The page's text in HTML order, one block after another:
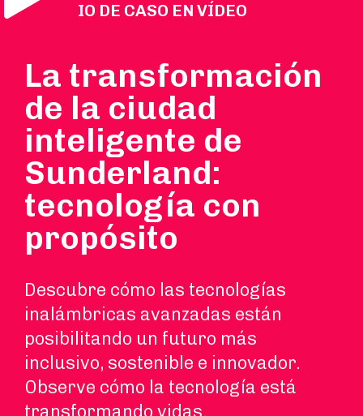
ESTUDIO DE CASO EN VÍDEO
La transformación
de la ciudad
inteligente de
Sunderland:
tecnología con
propósito
Descubre cómo las tecnologías
inalámbricas avanzadas están
posibilitando un futuro más
inclusivo, sostenible e innovador.
Observe cómo la tecnología está
transformando vidas.